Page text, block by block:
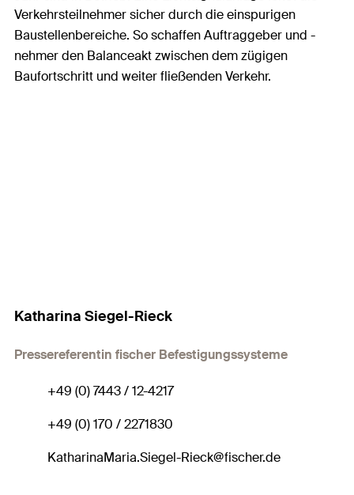
Verkehrsteilnehmer sicher durch die einspurigen
Baustellenbereiche. So schaffen Auftraggeber und -
nehmer den Balanceakt zwischen dem zügigen
Baufortschritt und weiter fließenden Verkehr.
Katharina Siegel-Rieck
Pressereferentin fischer Befestigungssysteme
+49 (0) 7443 / 12-4217
+49 (0) 170 / 2271830
KatharinaMaria.Siegel-Rieck@fischer.de